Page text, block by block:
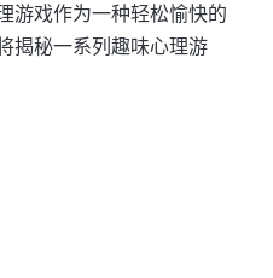
游戏作为一种轻松愉快的
揭秘一系列趣味心理游